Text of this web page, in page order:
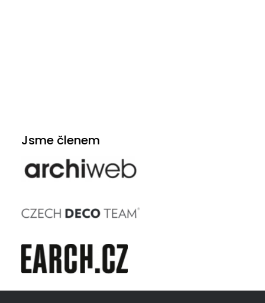
Jsme členem